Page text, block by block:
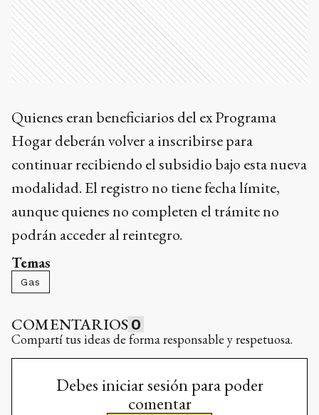
Quienes eran beneficiarios del ex Programa
Hogar deberán volver a inscribirse para
continuar recibiendo el subsidio bajo esta nueva
modalidad. El registro no tiene fecha límite,
aunque quienes no completen el trámite no
podrán acceder al reintegro.
Temas
Gas
COMENTARIOS 0
Compartí tus ideas de forma responsable y respetuosa.
Debes iniciar sesión para poder
comentar